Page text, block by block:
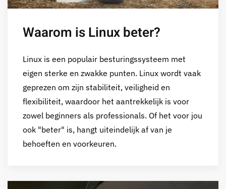
Waarom is Linux beter?
Linux is een populair besturingssysteem met
eigen sterke en zwakke punten. Linux wordt vaak
geprezen om zijn stabiliteit, veiligheid en
flexibiliteit, waardoor het aantrekkelijk is voor
zowel beginners als professionals. Of het voor jou
ook "beter" is, hangt uiteindelijk af van je
behoeften en voorkeuren.